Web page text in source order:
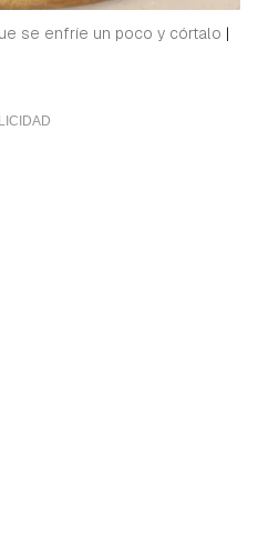
se enfríe un poco y córtalo |